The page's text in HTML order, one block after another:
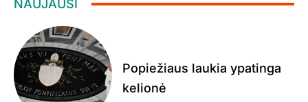
NAUJAUSI
Popiežiaus laukia ypatinga
kelionė